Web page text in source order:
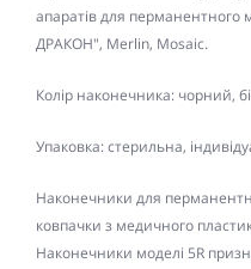
апаратів для
ДРАКОН", Merlin, Mosaic.
Колір наконечника: чорний,
Упаковка: стерильна,
Наконечники для
ковпачки з медичного
Наконечники моделі 5R